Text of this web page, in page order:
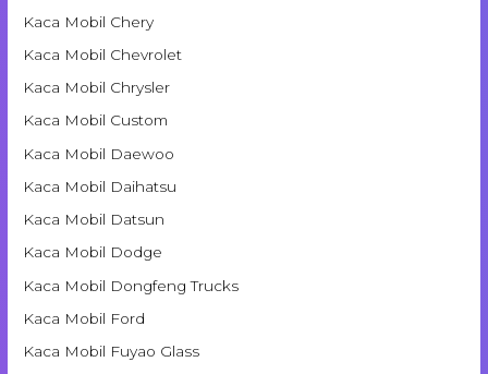
Kaca Mobil Chery
Kaca Mobil Chevrolet
Kaca Mobil Chrysler
Kaca Mobil Custom
Kaca Mobil Daewoo
Kaca Mobil Daihatsu
Kaca Mobil Datsun
Kaca Mobil Dodge
Kaca Mobil Dongfeng Trucks
Kaca Mobil Ford
Kaca Mobil Fuyao Glass